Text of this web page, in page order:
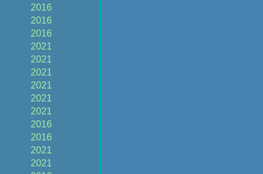
2016
2016
2016
2021
2021
2021
2021
2021
2021
2016
2016
2021
2021